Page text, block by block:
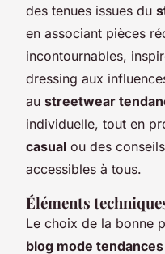
des tenues issues du
en associant pièces
incontournables,
dressing aux
au streetwear
individuelle, tout en
casual ou des
accessibles à tous.
Éléments
Le choix de la bonne
blog mode tendances